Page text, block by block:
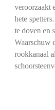
veroorzaakt
hete
te doven en
Waarschuw
rookkanaal